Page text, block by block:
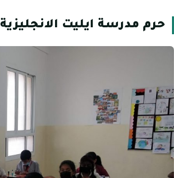
حرم مدرسة ايليت الانجليزية